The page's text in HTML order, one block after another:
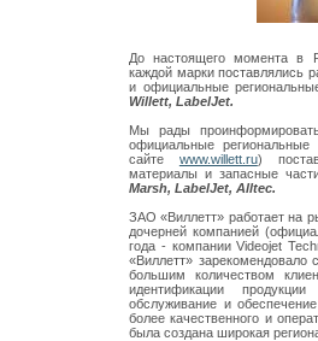
До настоящего момента в
каждой марки поставлялись
и официальные
Willett, LabelJet.
Мы рады
официальные
сайте www.willett.ru)
материалы и запасные
Marsh, LabelJet, Alltec.
ЗАО «Виллетт» работает на
дочерней компанией
года - компании Videojet
«Виллетт» зарекомендовало
большим количеством
идентификации
обслуживание и
более качественного и
была создана широкая